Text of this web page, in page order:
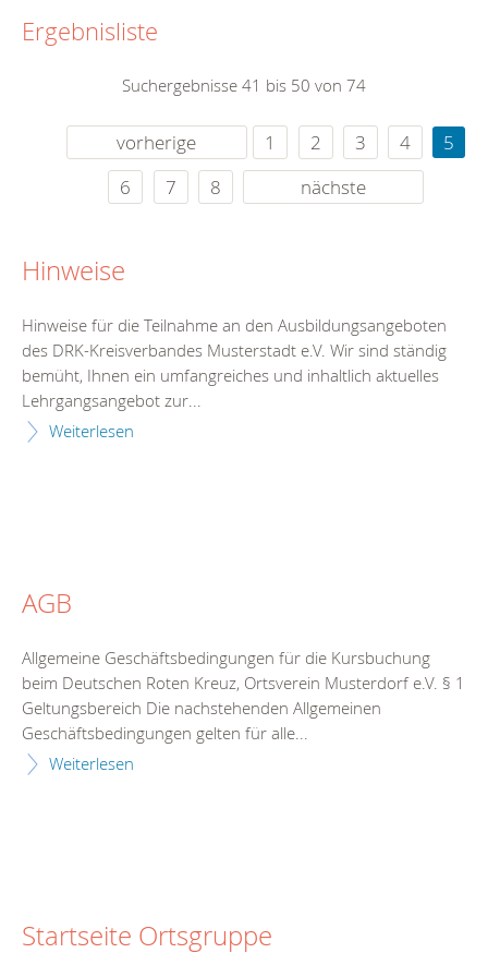
Ergebnisliste
Suchergebnisse 41 bis 50 von 74
vorherige 1 2 3 4
5
6
7 8 nächste
Hinweise
Hinweise für die Teilnahme an den Ausbildungsangeboten
des DRK-Kreisverbandes Musterstadt e.V. Wir sind ständig
bemüht, Ihnen ein umfangreiches und inhaltlich aktuelles
Lehrgangsangebot zur...
Weiterlesen
AGB
Allgemeine Geschäftsbedingungen für die Kursbuchung
beim Deutschen Roten Kreuz, Ortsverein Musterdorf e.V. § 1
Geltungsbereich Die nachstehenden Allgemeinen
Geschäftsbedingungen gelten für alle...
Weiterlesen
Startseite Ortsgruppe